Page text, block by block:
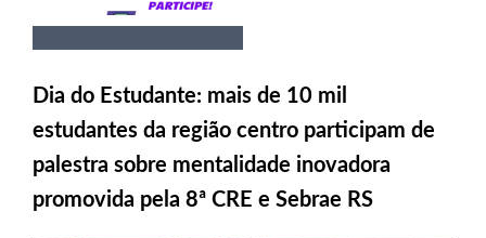
Dia do Estudante: mais de 10 mil
estudantes da região centro participam de
palestra sobre mentalidade inovadora
promovida pela 8ª CRE e Sebrae RS